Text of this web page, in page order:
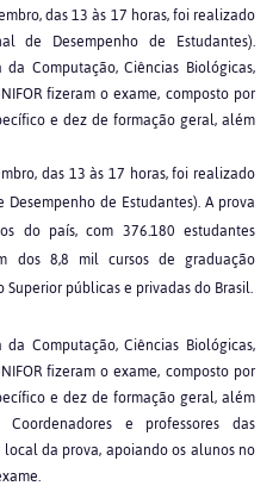
das 13 às 17 horas, foi realizado
de Desempenho de Estudantes).
Computação, Ciências Biológicas,
fizeram o exame, composto por
e dez de formação geral, além
das 13 às 17 horas, foi realizado
de Estudantes). A prova
do país, com 376.180 estudantes
dos 8,8 mil cursos de graduação
públicas e privadas do Brasil.
Computação, Ciências Biológicas,
fizeram o exame, composto por
e dez de formação geral, além
e professores das
da prova, apoiando os alunos no